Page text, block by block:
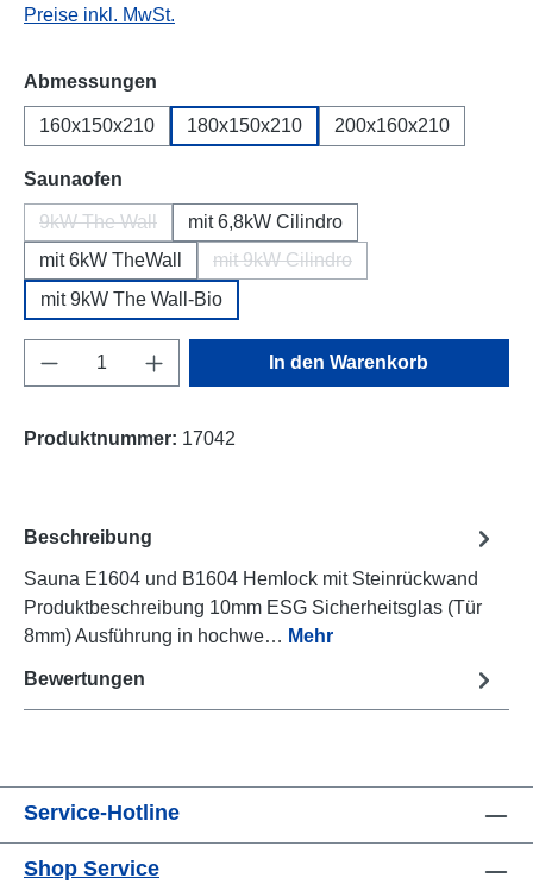
Preise inkl. MwSt.
Abmessungen
160x150x210 180x150x210 200x160x210
Saunaofen
9kW The Wall
(Diese Option ist zurzeit nicht verfügbar.)
mit 6,8kW Cilindro
mit 6kW TheWall
mit 9kW Cilindro
(Diese Option ist zurzeit nicht
mit 9kW The Wall-Bio
Produkt Anzahl: Gib den gewünschten
In den Warenkorb
Produktnummer: 17042
Beschreibung
Sauna E1604 und B1604 Hemlock mit Steinrückwand
Produktbeschreibung 10mm ESG Sicherheitsglas (Tür
8mm) Ausführung in hochwe… Mehr
Bewertungen
Service-Hotline
Shop Service